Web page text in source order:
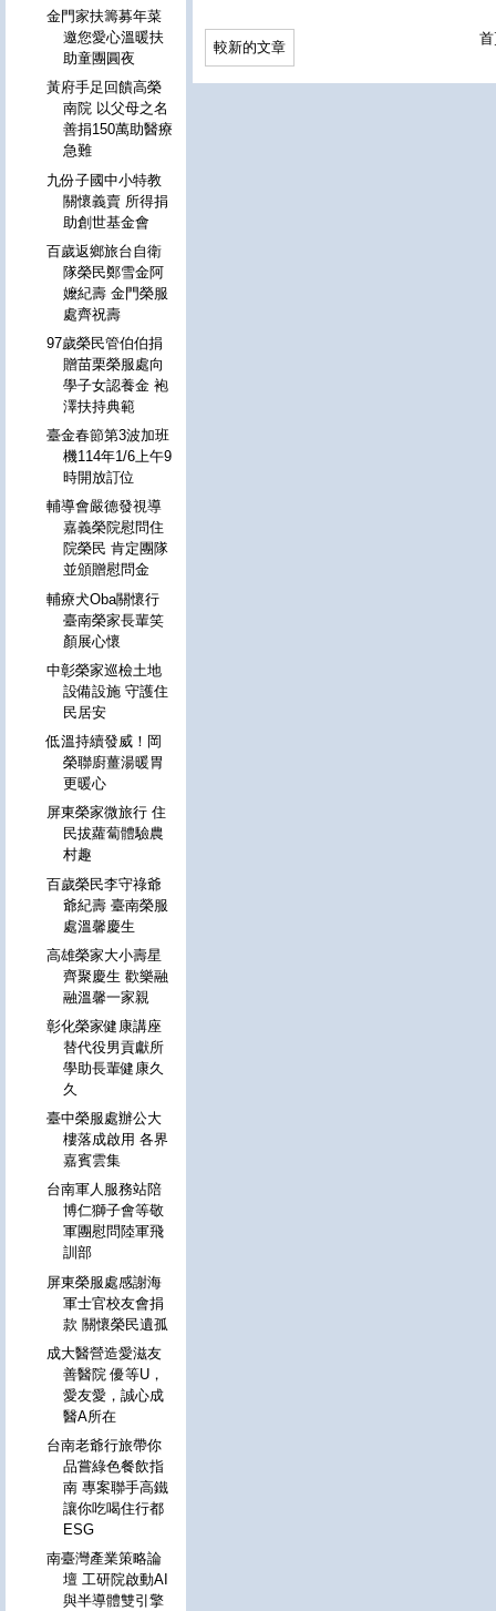
較新的文章
金門家扶籌募年菜
邀您愛心溫暖扶
助童團圓夜
黃府手足回饋高榮
南院 以父母之名
善捐150萬助醫療
急難
九份子國中小特教
關懷義賣 所得捐
助創世基金會
百歲返鄉旅台自衛
隊榮民鄭雪金阿
嬤紀壽 金門榮服
處齊祝壽
97歲榮民管伯伯捐
贈苗栗榮服處向
學子女認養金 袍
澤扶持典範
臺金春節第3波加班
機114年1/6上午9
時開放訂位
輔導會嚴德發視導
嘉義榮院慰問住
院榮民 肯定團隊
並頒贈慰問金
輔療犬Oba關懷行
臺南榮家長輩笑
顏展心懷
中彰榮家巡檢土地
設備設施 守護住
民居安
低溫持續發威！岡
榮聯廚薑湯暖胃
更暖心
屏東榮家微旅行 住
民拔蘿蔔體驗農
村趣
百歲榮民李守祿爺
爺紀壽 臺南榮服
處溫馨慶生
高雄榮家大小壽星
齊聚慶生 歡樂融
融溫馨一家親
彰化榮家健康講座
替代役男貢獻所
學助長輩健康久
久
臺中榮服處辦公大
樓落成啟用 各界
嘉賓雲集
台南軍人服務站陪
博仁獅子會等敬
軍團慰問陸軍飛
訓部
屏東榮服處感謝海
軍士官校友會捐
款 關懷榮民遺孤
成大醫營造愛滋友
善醫院 優等U，
愛友愛，誠心成
醫A所在
台南老爺行旅帶你
品嘗綠色餐飲指
南 專案聯手高鐵
讓你吃喝住行都
ESG
南臺灣產業策略論
壇 工研院啟動AI
與半導體雙引擎